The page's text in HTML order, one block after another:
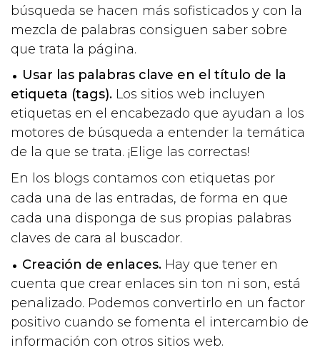
búsqueda se hacen más sofisticados y con la
mezcla de palabras consiguen saber sobre
que trata la página.
Usar las palabras clave en el título de la
etiqueta (tags). Los sitios web incluyen
etiquetas en el encabezado que ayudan a los
motores de búsqueda a entender la temática
de la que se trata. ¡Elige las correctas!
En los blogs contamos con etiquetas por
cada una de las entradas, de forma en que
cada una disponga de sus propias palabras
claves de cara al buscador.
Creación de enlaces. Hay que tener en
cuenta que crear enlaces sin ton ni son, está
penalizado. Podemos convertirlo en un factor
positivo cuando se fomenta el intercambio de
información con otros sitios web.